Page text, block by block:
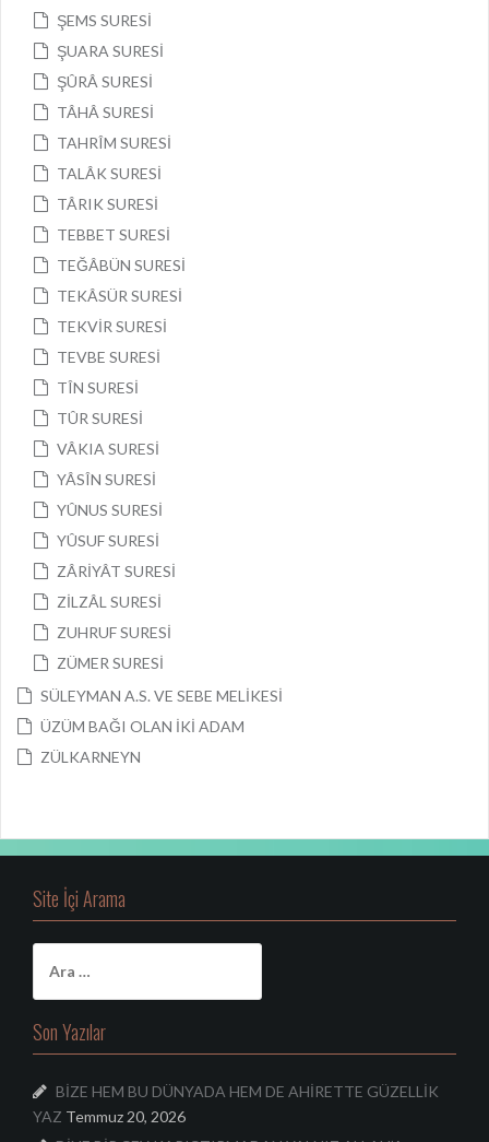
ŞEMS SURESİ
ŞUARA SURESİ
ŞÛRÂ SURESİ
TÂHÂ SURESİ
TAHRÎM SURESİ
TALÂK SURESİ
TÂRIK SURESİ
TEBBET SURESİ
TEĞÂBÜN SURESİ
TEKÂSÜR SURESİ
TEKVİR SURESİ
TEVBE SURESİ
TÎN SURESİ
TÛR SURESİ
VÂKIA SURESİ
YÂSÎN SURESİ
YÛNUS SURESİ
YÛSUF SURESİ
ZÂRİYÂT SURESİ
ZİLZÂL SURESİ
ZUHRUF SURESİ
ZÜMER SURESİ
SÜLEYMAN A.S. VE SEBE MELİKESİ
ÜZÜM BAĞI OLAN İKİ ADAM
ZÜLKARNEYN
Site İçi Arama
a
m
a
Son Yazılar
BİZE HEM BU DÜNYADA HEM DE AHİRETTE GÜZELLİK
YAZ Temmuz 20, 2026